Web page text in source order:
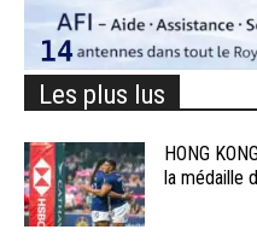
Les plus lus
HONG
la médaille